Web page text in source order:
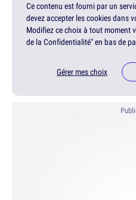
Ce contenu est fourni par un
devez accepter les cookies dans
Modifiez ce choix à tout moment
de la Confidentialité" en bas de
Gérer mes choix